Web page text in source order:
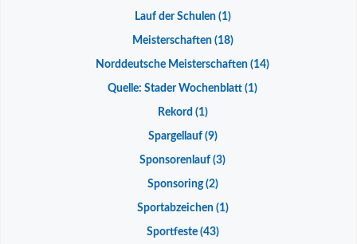
Lauf der Schulen(1)
Meisterschaften(18)
Norddeutsche Meisterschaften (14)
Quelle: Stader Wochenblatt (1)
Rekord (1)
Spargellauf(9)
Sponsorenlauf (3)
Sponsoring(2)
Sportabzeichen(1)
Sportfeste(43)